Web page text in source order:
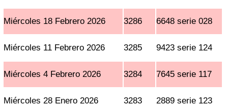
Miércoles 18 Febrero 2026 3286 6648 serie 028
Miércoles 11 Febrero 2026 3285 9423 serie 124
Miércoles 4 Febrero 2026 3284 7645 serie 117
Miércoles 28 Enero 2026 3283 2889 serie 123